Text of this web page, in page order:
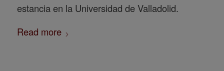
estancia en la Universidad de Valladolid.
Read more